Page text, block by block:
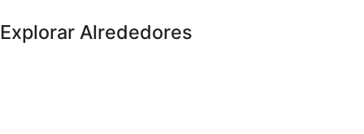
Explorar Alrededores